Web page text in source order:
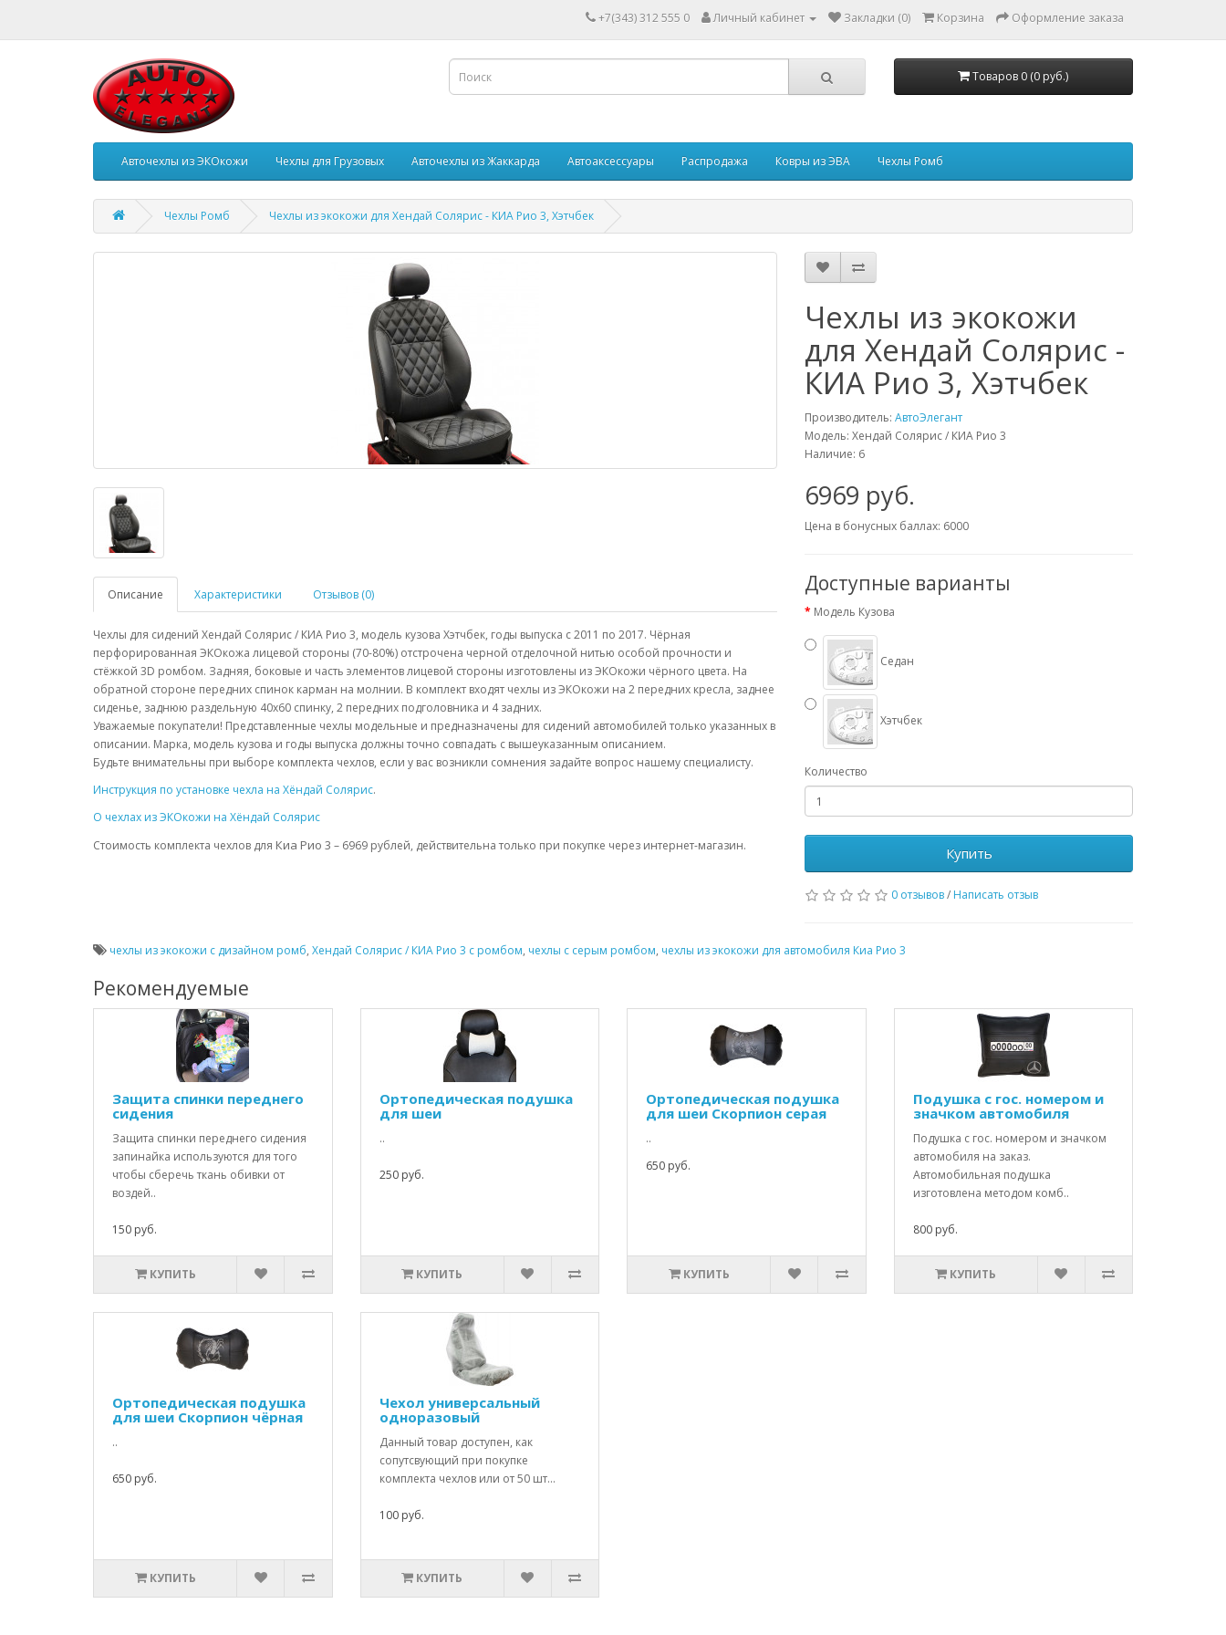
+7(343) 312 555 0 Личный кабинет Закладки (0) Корзина Оформление заказа
Товаров 0 (0 руб.)
Авточехлы из ЭКОкожи Чехлы для Грузовых Авточехлы из Жаккарда Автоаксессуары Распродажа Ковры из ЭВА Чехлы Ромб
Чехлы Ромб Чехлы из экокожи для Хендай Солярис - КИА Рио 3, Хэтчбек
Описание Характеристики Отзывов (0)
Чехлы для сидений Хендай Солярис / КИА Рио 3, модель кузова Хэтчбек, годы выпуска с 2011 по 2017. Чёрная
перфорированная ЭКОкожа лицевой стороны (70-80%) отстрочена черной отделочной нитью особой прочности и
стёжкой 3D ромбом. Задняя, боковые и часть элементов лицевой стороны изготовлены из ЭКОкожи чёрного цвета. На
обратной стороне передних спинок карман на молнии. В комплект входят чехлы из ЭКОкожи на 2 передних кресла, заднее
сиденье, заднюю раздельную 40х60 спинку, 2 передних подголовника и 4 задних.
Уважаемые покупатели! Представленные чехлы модельные и предназначены для сидений автомобилей только указанных в
описании. Марка, модель кузова и годы выпуска должны точно совпадать с вышеуказанным описанием.
Будьте внимательны при выборе комплекта чехлов, если у вас возникли сомнения задайте вопрос нашему специалисту.
Инструкция по установке чехла на Хёндай Солярис.
О чехлах из ЭКОкожи на Хёндай Солярис
Стоимость комплекта чехлов для Киа Рио 3 – 6969 рублей, действительна только при покупке через интернет-магазин.
Чехлы из экокожи
для Хендай Солярис -
КИА Рио 3, Хэтчбек
Производитель: АвтоЭлегант
Модель: Хендай Солярис / КИА Рио 3
Наличие: 6
6969 руб.
Цена в бонусных баллах: 6000
Доступные варианты
Модель Кузова
Седан
Хэтчбек
Количество
Купить
0 отзывов/ Написать отзыв
чехлы из экокожи с дизайном ромб, Хендай Солярис / КИА Рио 3 с ромбом, чехлы с серым ромбом, чехлы из экокожи для автомобиля Киа Рио 3
Рекомендуемые
Защита спинки переднего
сидения
Защита спинки переднего сидения
запинайка используются для того
чтобы сберечь ткань обивки от
воздей..
150 руб.
КУПИТЬ
Ортопедическая подушка
для шеи
..
250 руб.
КУПИТЬ
Ортопедическая подушка
для шеи Скорпион серая
..
650 руб.
КУПИТЬ
Подушка с гос. номером и
значком автомобиля
Подушка с гос. номером и значком
автомобиля на заказ.
Автомобильная подушка
изготовлена методом комб..
800 руб.
КУПИТЬ
Ортопедическая подушка
для шеи Скорпион чёрная
..
650 руб.
КУПИТЬ
Чехол универсальный
одноразовый
Данный товар доступен, как
сопутсвующий при покупке
комплекта чехлов или от 50 шт...
100 руб.
КУПИТЬ